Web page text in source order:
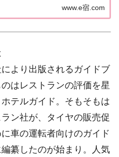
した♪ いずれも人気ランキングなどで常
わす有名旅館。各旅館の情報と口コミ評
www.e宿.com
より出版されるガイドブ
はレストランの評価を星
テルガイド。そもそもは
ン社が、タイヤの販売促
車の運転者向けのガイド
纂したのが始まり。人気